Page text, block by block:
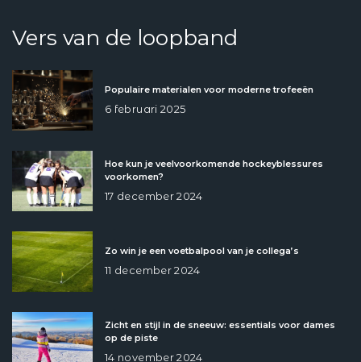
Vers van de loopband
Populaire materialen voor moderne trofeeën
6 februari 2025
Hoe kun je veelvoorkomende hockeyblessures
voorkomen?
17 december 2024
Zo win je een voetbalpool van je collega’s
11 december 2024
Zicht en stijl in de sneeuw: essentials voor dames
op de piste
14 november 2024